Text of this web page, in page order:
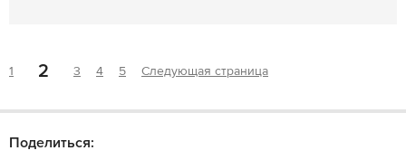
1 2 3 4 5 Следующая страница
Поделиться: